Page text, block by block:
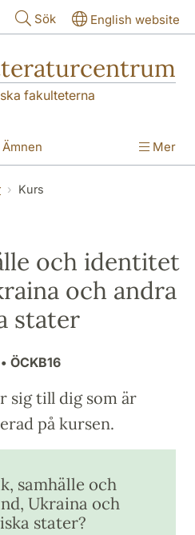
Sök English website
fakulteterna
Ämnen
Institutionen
Mer
Kurs
och identitet
och andra
stater
• ÖCKB16
sig till dig som är
på kursen.
samhälle och
Ukraina och
stater?